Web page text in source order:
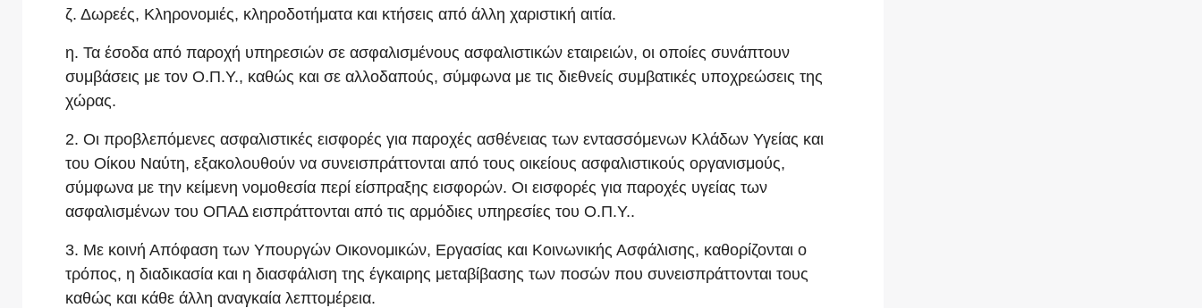
ζ. Δωρεές, Κληρονομιές, κληροδοτήματα και κτήσεις από άλλη χαριστική αιτία.
η. Τα έσοδα από παροχή υπηρεσιών σε ασφαλισμένους ασφαλιστικών εταιρειών, οι οποίες συνάπτουν
συμβάσεις με τον Ο.Π.Υ., καθώς και σε αλλοδαπούς, σύμφωνα με τις διεθνείς συμβατικές υποχρεώσεις της
χώρας.
2. Οι προβλεπόμενες ασφαλιστικές εισφορές για παροχές ασθένειας των εντασσόμενων Κλάδων Υγείας και
του Οίκου Ναύτη, εξακολουθούν να συνεισπράττονται από τους οικείους ασφαλιστικούς οργανισμούς,
σύμφωνα με την κείμενη νομοθεσία περί είσπραξης εισφορών. Οι εισφορές για παροχές υγείας των
ασφαλισμένων του ΟΠΑΔ εισπράττονται από τις αρμόδιες υπηρεσίες του Ο.Π.Υ..
3. Με κοινή Απόφαση των Υπουργών Οικονομικών, Εργασίας και Κοινωνικής Ασφάλισης, καθορίζονται ο
τρόπος, η διαδικασία και η διασφάλιση της έγκαιρης μεταβίβασης των ποσών που συνεισπράττονται τους
καθώς και κάθε άλλη αναγκαία λεπτομέρεια.